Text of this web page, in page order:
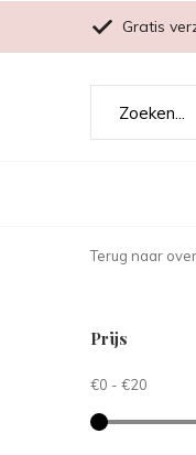
Gratis
Terug naar
Prijs
€0 - €20